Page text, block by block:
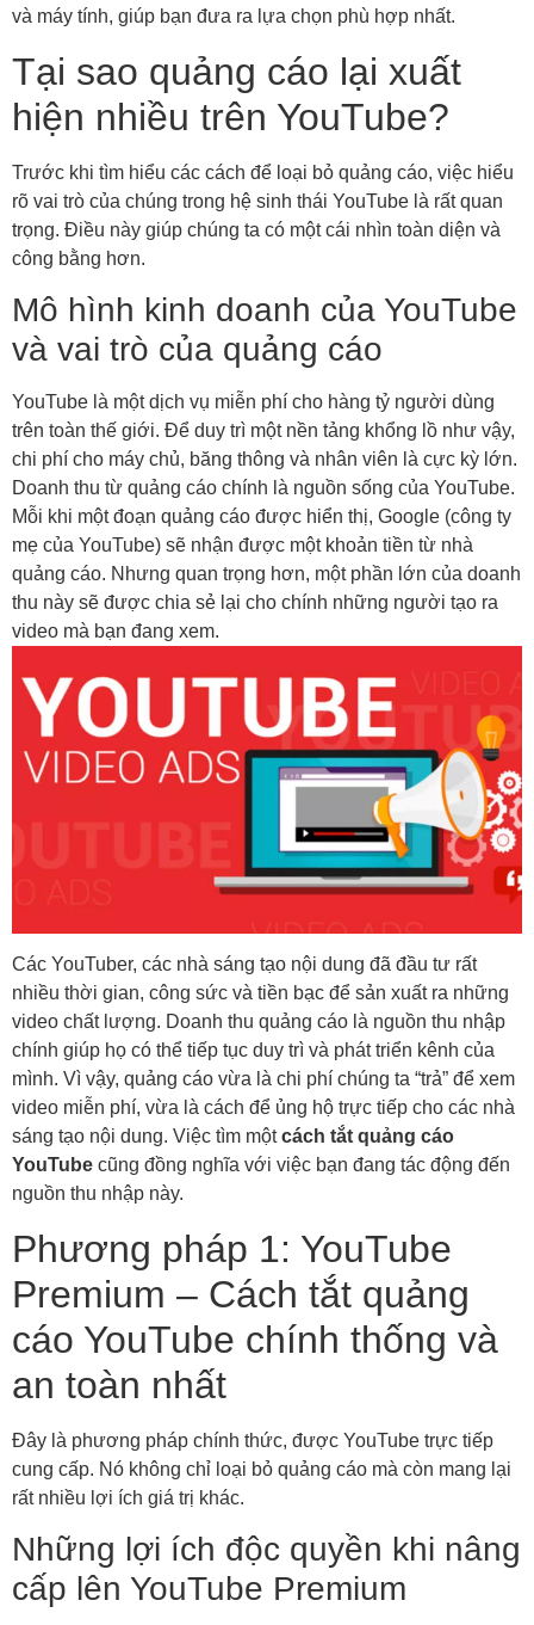
và máy tính, giúp bạn đưa ra lựa chọn phù hợp nhất.
Tại sao quảng cáo lại xuất
hiện nhiều trên YouTube?
Trước khi tìm hiểu các cách để loại bỏ quảng cáo, việc hiểu
rõ vai trò của chúng trong hệ sinh thái YouTube là rất quan
trọng. Điều này giúp chúng ta có một cái nhìn toàn diện và
công bằng hơn.
Mô hình kinh doanh của YouTube
và vai trò của quảng cáo
YouTube là một dịch vụ miễn phí cho hàng tỷ người dùng
trên toàn thế giới. Để duy trì một nền tảng khổng lồ như vậy,
chi phí cho máy chủ, băng thông và nhân viên là cực kỳ lớn.
Doanh thu từ quảng cáo chính là nguồn sống của YouTube.
Mỗi khi một đoạn quảng cáo được hiển thị, Google (công ty
mẹ của YouTube) sẽ nhận được một khoản tiền từ nhà
quảng cáo. Nhưng quan trọng hơn, một phần lớn của doanh
thu này sẽ được chia sẻ lại cho chính những người tạo ra
video mà bạn đang xem.
Các YouTuber, các nhà sáng tạo nội dung đã đầu tư rất
nhiều thời gian, công sức và tiền bạc để sản xuất ra những
video chất lượng. Doanh thu quảng cáo là nguồn thu nhập
chính giúp họ có thể tiếp tục duy trì và phát triển kênh của
mình. Vì vậy, quảng cáo vừa là chi phí chúng ta “trả” để xem
video miễn phí, vừa là cách để ủng hộ trực tiếp cho các nhà
sáng tạo nội dung. Việc tìm mộtcách tắt quảng cáo
YouTube cũng đồng nghĩa với việc bạn đang tác động đến
nguồn thu nhập này.
Phương pháp 1: YouTube
Premium – Cách tắt quảng
cáo YouTube chính thống và
an toàn nhất
Đây là phương pháp chính thức, được YouTube trực tiếp
cung cấp. Nó không chỉ loại bỏ quảng cáo mà còn mang lại
rất nhiều lợi ích giá trị khác.
Những lợi ích độc quyền khi nâng
cấp lên YouTube Premium